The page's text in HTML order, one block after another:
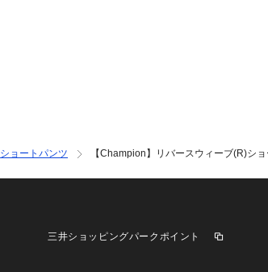
ショートパンツ 【Champion】リバースウィーブ(R)シ
三井ショッピングパークポイント